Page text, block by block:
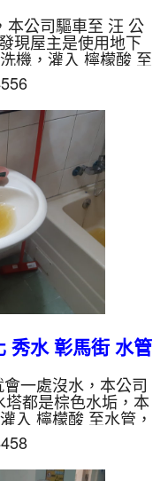
本公司驅車至 汪 公
現屋主是使用地下
機，灌入 檸檬酸 至
洗機 ，啟動 螺旋
變成了醬油，四個
自來水，如水管老
出來的水就會是咖啡
會結成黑色管垢，洗
洗出綠色的水，是因
綠，如是藍色的水，
養化造...
秀水 彰馬街 水管
一處沒水，本公司
都是棕色水垢，本
入 檸檬酸 至水管，
啟動 螺旋波 模式，
深綠色，水塔流出巧
量恢復了。 如是自